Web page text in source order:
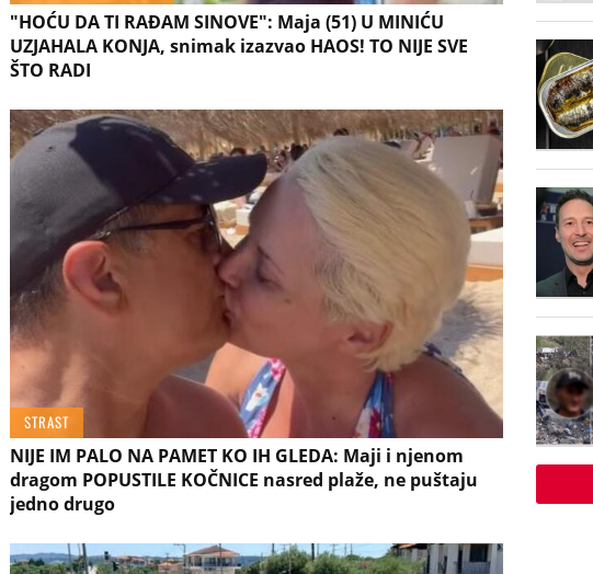
"HOĆU DA TI RAĐAM SINOVE": Maja (51) U MINIĆU
UZJAHALA KONJA, snimak izazvao HAOS! TO NIJE SVE
ŠTO RADI
STRAST
NIJE IM PALO NA PAMET KO IH GLEDA: Maji i njenom
dragom POPUSTILE KOČNICE nasred plaže, ne puštaju
jedno drugo